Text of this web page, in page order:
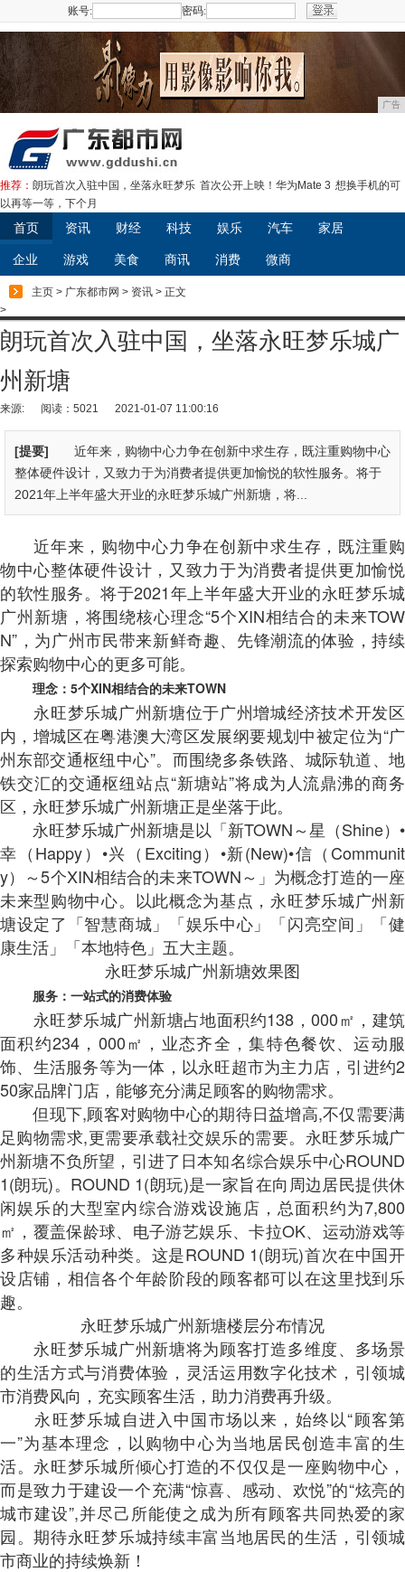
账号: 密码:
广告
推荐： 朗玩首次入驻中国，坐落永旺梦乐 首次公开上映！华为Mate 3 想换手机的可
以再等一等，下个月
首页 资讯 财经 科技 娱乐 汽车 家居
企业 游戏 美食 商讯 消费 微商
主页 > 广东都市网 > 资讯 > 正文
>
朗玩首次入驻中国，坐落永旺梦乐城广
州新塘
来源: 阅读：5021 2021-01-07 11:00:16
[提要] 近年来，购物中心力争在创新中求生存，既注重购物中心
整体硬件设计，又致力于为消费者提供更加愉悦的软性服务。将于
2021年上半年盛大开业的永旺梦乐城广州新塘，将...
近年来，购物中心力争在创新中求生存，既注重购
物中心整体硬件设计，又致力于为消费者提供更加愉悦
的软性服务。将于2021年上半年盛大开业的永旺梦乐城
广州新塘，将围绕核心理念“5个XIN相结合的未来TOW
N”，为广州市民带来新鲜奇趣、先锋潮流的体验，持续
探索购物中心的更多可能。
理念：5个XIN相结合的未来TOWN
永旺梦乐城广州新塘位于广州增城经济技术开发区
内，增城区在粤港澳大湾区发展纲要规划中被定位为“广
州东部交通枢纽中心”。而围绕多条铁路、城际轨道、地
铁交汇的交通枢纽站点“新塘站”将成为人流鼎沸的商务
区，永旺梦乐城广州新塘正是坐落于此。
永旺梦乐城广州新塘是以「新TOWN～星（Shine）•
幸（Happy）•兴（Exciting）•新(New)•信（Communit
y）～5个XIN相结合的未来TOWN～」为概念打造的一座
未来型购物中心。以此概念为基点，永旺梦乐城广州新
塘设定了「智慧商城」「娱乐中心」「闪亮空间」「健
康生活」「本地特色」五大主题。
永旺梦乐城广州新塘效果图
服务：一站式的消费体验
永旺梦乐城广州新塘占地面积约138，000㎡，建筑
面积约234，000㎡，业态齐全，集特色餐饮、运动服
饰、生活服务等为一体，以永旺超市为主力店，引进约2
50家品牌门店，能够充分满足顾客的购物需求。
但现下,顾客对购物中心的期待日益增高,不仅需要满
足购物需求,更需要承载社交娱乐的需要。永旺梦乐城广
州新塘不负所望，引进了日本知名综合娱乐中心ROUND
1(朗玩)。ROUND 1(朗玩)是一家旨在向周边居民提供休
闲娱乐的大型室内综合游戏设施店，总面积约为7,800
㎡，覆盖保龄球、电子游艺娱乐、卡拉OK、运动游戏等
多种娱乐活动种类。这是ROUND 1(朗玩)首次在中国开
设店铺，相信各个年龄阶段的顾客都可以在这里找到乐
趣。
永旺梦乐城广州新塘楼层分布情况
永旺梦乐城广州新塘将为顾客打造多维度、多场景
的生活方式与消费体验，灵活运用数字化技术，引领城
市消费风向，充实顾客生活，助力消费再升级。
永旺梦乐城自进入中国市场以来，始终以“顾客第
一”为基本理念，以购物中心为当地居民创造丰富的生
活。永旺梦乐城所倾心打造的不仅仅是一座购物中心，
而是致力于建设一个充满“惊喜、感动、欢悦”的“炫亮的
城市建设”,并尽己所能使之成为所有顾客共同热爱的家
园。期待永旺梦乐城持续丰富当地居民的生活，引领城
市商业的持续焕新！